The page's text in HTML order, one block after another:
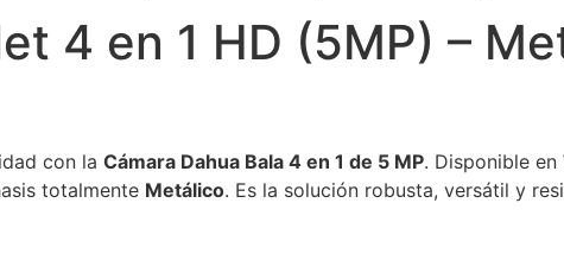
4 en 1 HD (5MP) –
con la Cámara Dahua Bala 4 en 1 de 5 MP. Disponible en
totalmente Metálico. Es la solución robusta, versátil y